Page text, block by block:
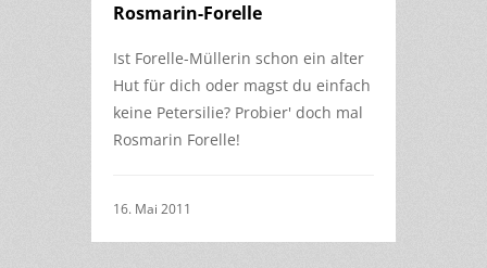
Rosmarin-Forelle
Ist Forelle-Müllerin schon ein alter
Hut für dich oder magst du einfach
keine Petersilie? Probier' doch mal
Rosmarin Forelle!
16. Mai 2011